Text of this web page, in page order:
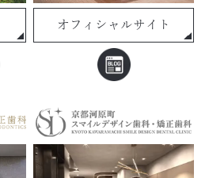
オフィシャルサイト